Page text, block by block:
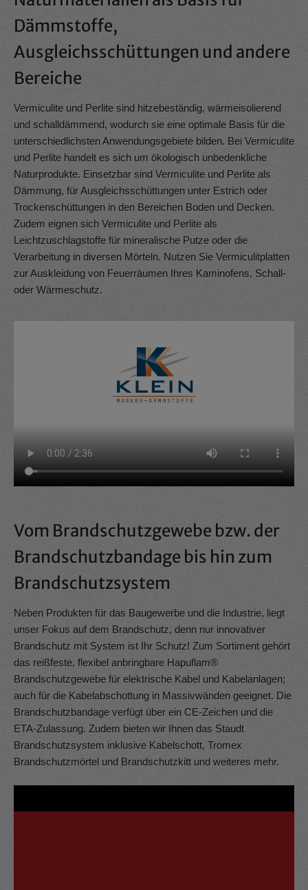
Dämmstoffe,
Ausgleichsschüttungen und andere
Bereiche
Vermiculite und Perlite sind hitzebeständig, wärmeisolierend
und schalldämmend, wodurch sie eine optimale Basis für die
unterschiedlichsten Anwendungsgebiete bilden. Bei Vermiculite
und Perlite handelt es sich um ökologisch unbedenkliche
Naturprodukte. Einsetzbar sind Vermiculite und Perlite als
Dämmung, für Ausgleichsschüttungen unter Estrich oder
Trockenschüttungen in den Bereichen Boden und Decken.
Zudem eignen sich Vermiculite und Perlite als
Leichtzuschlagstoffe für mineralische Putze oder die
Verarbeitung in diversen Mörteln. Nutzen Sie Vermiculitplatten
zur Auskleidung von Feuerräumen Ihres Kaminofens, Schall-
oder Wärmeschutz.
Vom Brandschutzgewebe bzw. der
Brandschutzbandage bis hin zum
Brandschutzsystem
Neben Produkten für das Baugewerbe und die Industrie, liegt
unser Fokus auf dem Brandschutz, denn nur innovativer
Brandschutz mit System ist Ihr Schutz! Zum Sortiment gehört
das reißfeste, flexibel anbringbare Hapuflam®
Brandschutzgewebe für elektrische Kabel und Kabelanlagen;
auch für die Kabelabschottung in Massivwänden geeignet. Die
Brandschutzbandage verfügt über ein CE-Zeichen und die
ETA-Zulassung. Zudem bieten wir Ihnen das Staudt
Brandschutzsystem inklusive Kabelschott, Tromex
Brandschutzmörtel und Brandschutzkitt und weiteres mehr.